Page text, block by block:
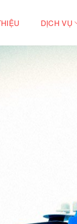
DỊCH VỤ